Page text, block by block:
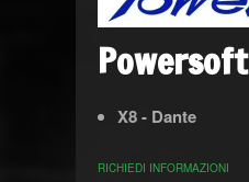
Powersoft
X8 - Dante
RICHIEDI INFORMAZIONI